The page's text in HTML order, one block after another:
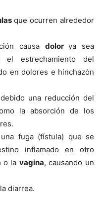
que ocurren alrededor
causa dolorya sea
el estrechamiento del
en dolores e hinchazón
una reducción del
la absorción de los
fuga (fí­stula) que se
inflamado en otro
o la vagina, causando un
diarrea.